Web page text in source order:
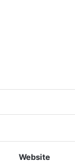
Website